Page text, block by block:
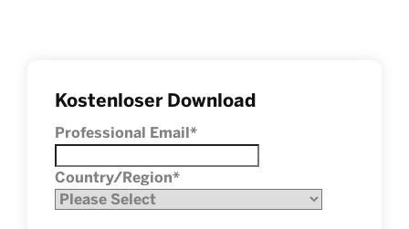
Kostenloser Download
Professional Email*
Country/Region*